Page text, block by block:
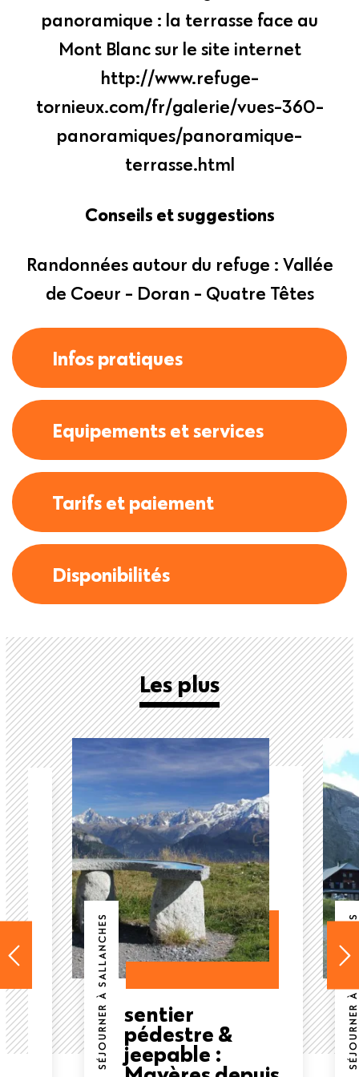
panoramique : la terrasse face au
Mont Blanc sur le site internet
http://www.refuge-
tornieux.com/fr/galerie/vues-360-
panoramiques/panoramique-
terrasse.html
Conseils et suggestions
Randonnées autour du refuge : Vallée
de Coeur - Doran - Quatre Têtes
Infos pratiques
Equipements et services
Tarifs et paiement
Disponibilités
Les plus
SÉJOURNER À SALLANCHES sentier
pédestre &
jeepable : SÉJOURNER À SALLANCHES